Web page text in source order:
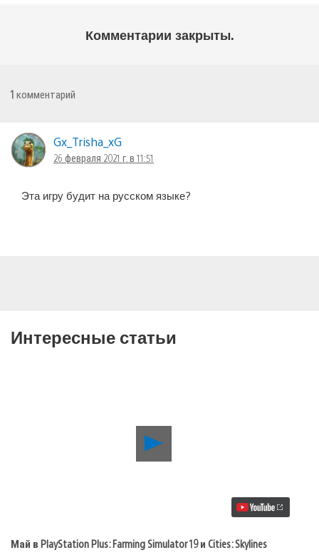
Комментарии закрыты.
1 комментарий
Gx_Trisha_xG
26 февраля 2021 г. в 11:51
Эта игру будит на русском языке?
Интересные статьи
Воспроизвести
Май
19
Май в PlayStation Plus: Farming Simulator 19 и Cities: Skylines